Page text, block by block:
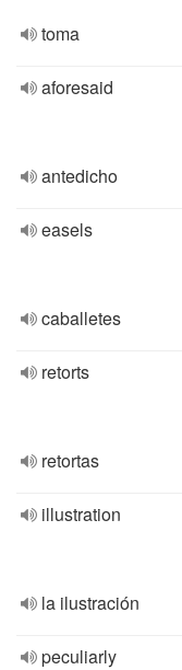
toma
aforesaid
antedicho
easels
caballetes
retorts
retortas
illustration
la ilustración
peculiarly